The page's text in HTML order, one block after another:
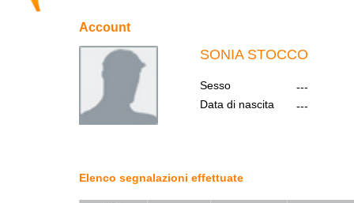
Account
SONIA STOCCO
Sesso
---
Data di nascita
---
Elenco segnalazioni effettuate